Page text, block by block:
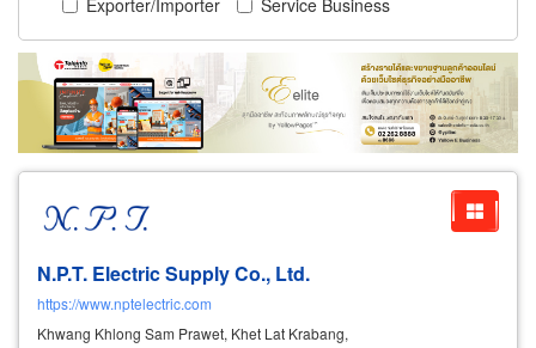
N.P.T. Electric Supply Co., Ltd.
https://www.nptelectric.com
Khwang Khlong Sam Prawet, Khet Lat Krabang,